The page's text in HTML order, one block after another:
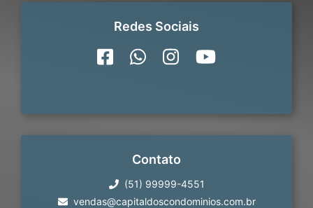
Redes Sociais
Contato
(51) 99999-4551
vendas@capitaldoscondominios.com.br